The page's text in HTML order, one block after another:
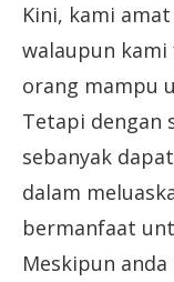
Kini, kami
walaupun kami
orang mampu
Tetapi dengan
sebanyak
dalam
bermanfaat
Meskipun